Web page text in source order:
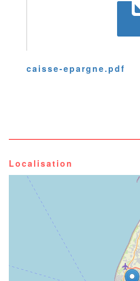
caisse-epargne.pdf
Localisation